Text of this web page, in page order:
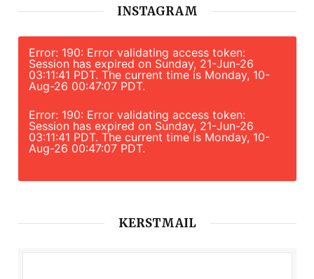
INSTAGRAM
Error: 190: Error validating access token:
Session has expired on Sunday, 21-Jun-26
03:11:41 PDT. The current time is Monday, 10-
Aug-26 00:47:07 PDT.
Error: 190: Error validating access token:
Session has expired on Sunday, 21-Jun-26
03:11:41 PDT. The current time is Monday, 10-
Aug-26 00:47:07 PDT.
KERSTMAIL